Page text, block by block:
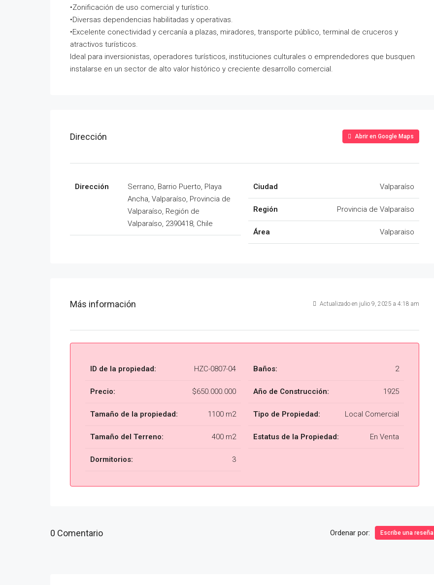
•Zonificación de uso comercial y turístico.
•Diversas dependencias habilitadas y operativas.
•Excelente conectividad y cercanía a plazas, miradores, transporte público, terminal de cruceros y
atractivos turísticos.
Ideal para inversionistas, operadores turísticos, instituciones culturales o emprendedores que busquen
instalarse en un sector de alto valor histórico y creciente desarrollo comercial.
Dirección Abrir en Google Maps
Dirección
Serrano, Barrio Puerto, Playa
Ancha, Valparaíso, Provincia de
Valparaíso, Región de
Valparaíso, 2390418, Chile
Ciudad Valparaíso
Región Provincia de Valparaíso
Área Valparaiso
Más información Actualizado en julio 9, 2025 a 4:18 am
ID de la propiedad: HZC-0807-04
Precio: $650.000.000
Tamaño de la propiedad: 1100 m2
Tamaño del Terreno: 400 m2
Dormitorios: 3
Baños: 2
Año de Construcción: 1925
Tipo de Propiedad: Local Comercial
Estatus de la Propiedad: En Venta
0 Comentario Ordenar por: Escribe una reseña